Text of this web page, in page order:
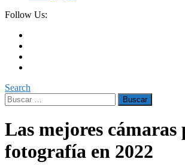
Follow Us:
Search
Buscar:
Las mejores cámaras
fotografía en 2022